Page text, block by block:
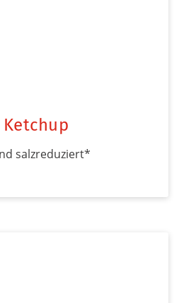
salzreduziert*